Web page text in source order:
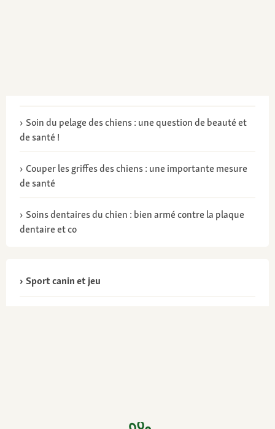
Soin du pelage des chiens : une question de beauté et
de santé !
Couper les griffes des chiens : une importante mesure
de santé
Soins dentaires du chien : bien armé contre la plaque
dentaire et co
Sport canin et jeu